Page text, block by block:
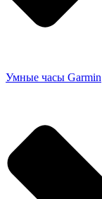
Умные часы Garmin